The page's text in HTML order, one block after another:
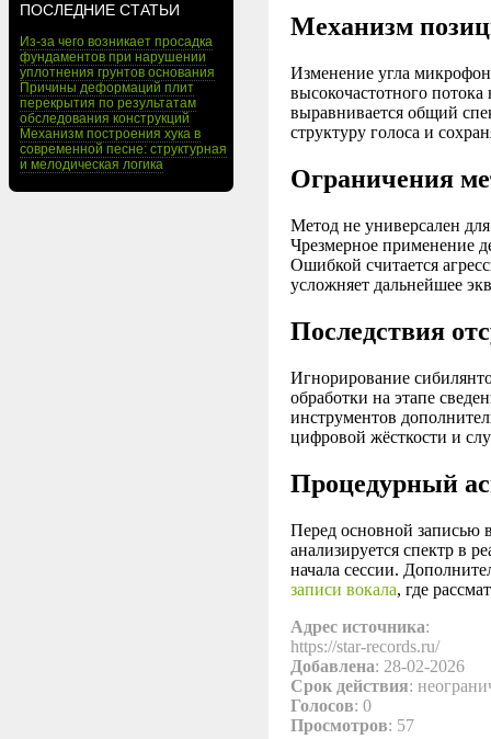
ПОСЛЕДНИЕ СТАТЬИ
Из-за чего возникает просадка
фундаментов при нарушении
уплотнения грунтов основания
Причины деформаций плит
перекрытия по результатам
обследования конструкций
Механизм построения хука в
современной песне: структурная
и мелодическая логика
Механизм
Изменение угла
высокочастотного
выравнивается общий
структуру голоса и
Ограничения
Метод не универсален
Чрезмерное применение
Ошибкой считается
усложняет дальнейшее
Последствия
Игнорирование
обработки на этапе
инструментов
цифровой жёсткости и
Процедурный
Перед основной записью
анализируется спектр в
начала сессии.
записи вокала, где
Адрес источника:
https://star-records.ru/
Добавлена: 28-02-2026
Срок действия:
Голосов: 0
Просмотров: 57